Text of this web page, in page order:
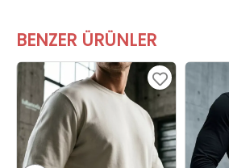
BENZER ÜRÜNLER